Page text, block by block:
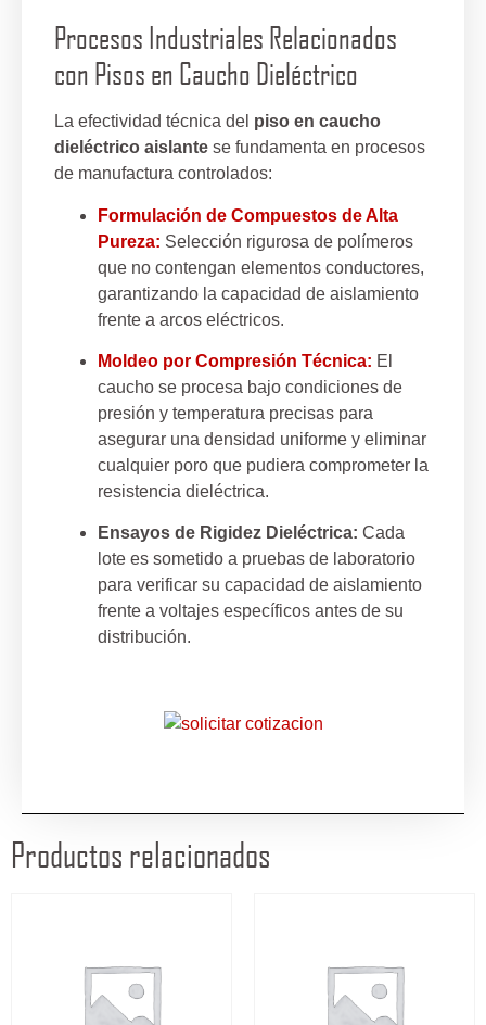
Procesos Industriales Relacionados
con Pisos en Caucho Dieléctrico
La efectividad técnica del piso en caucho
dieléctrico aislante se fundamenta en procesos
de manufactura controlados:
Formulación de Compuestos de Alta
Pureza: Selección rigurosa de polímeros
que no contengan elementos conductores,
garantizando la capacidad de aislamiento
frente a arcos eléctricos.
Moldeo por Compresión Técnica: El
caucho se procesa bajo condiciones de
presión y temperatura precisas para
asegurar una densidad uniforme y eliminar
cualquier poro que pudiera comprometer la
resistencia dieléctrica.
Ensayos de Rigidez Dieléctrica: Cada
lote es sometido a pruebas de laboratorio
para verificar su capacidad de aislamiento
frente a voltajes específicos antes de su
distribución.
Productos relacionados